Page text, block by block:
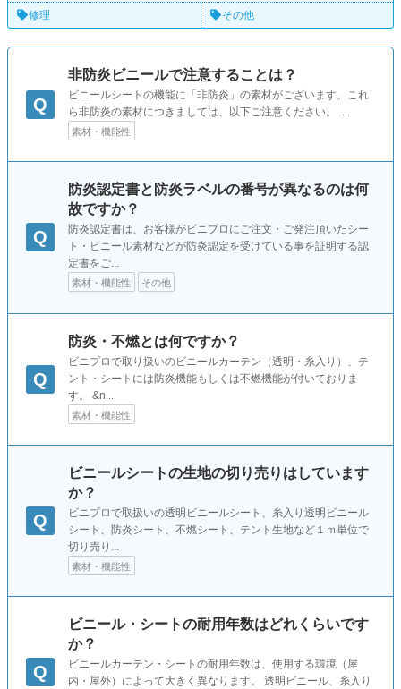
修理
その他
Q
非防炎ビニールで注意することは？
ビニールシートの機能に「非防炎」の素材がございます。これ
ら非防炎の素材につきましては、以下ご注意ください。 ...
素材・機能性
Q
防炎認定書と防炎ラベルの番号が異なるのは何
故ですか？
防炎認定書は、お客様がビニプロにご注文・ご発注頂いたシー
ト・ビニール素材などが防炎認定を受けている事を証明する認
定書をご...
素材・機能性 その他
Q
防炎・不燃とは何ですか？
ビニプロで取り扱いのビニールカーテン（透明・糸入り）、テ
ント・シートには防炎機能もしくは不燃機能が付いておりま
す。 &n...
素材・機能性
Q
ビニールシートの生地の切り売りはしています
か？
ビニプロで取扱いの透明ビニールシート、糸入り透明ビニール
シート、防炎シート、不燃シート、テント生地など１ｍ単位で
切り売り...
素材・機能性
Q
ビニール・シートの耐用年数はどれくらいです
か？
ビニールカーテン・シートの耐用年数は、使用する環境（屋
内・屋外）によって大きく異なります。 透明ビニール、糸入り